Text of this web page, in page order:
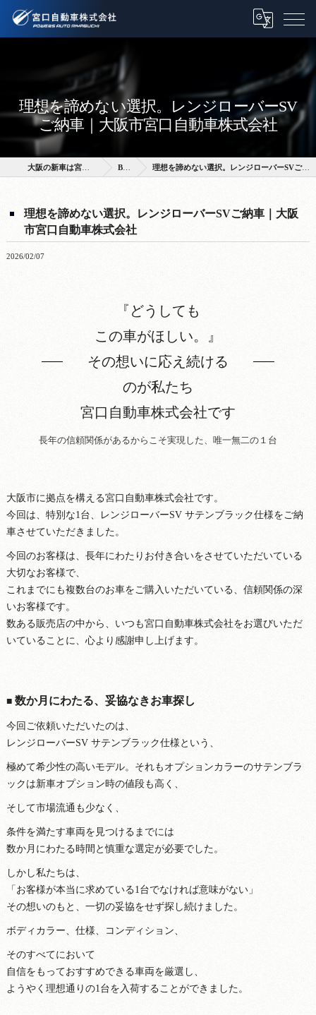
理想を諦めない選択。レンジローバーSV
ご納車｜大阪市宮口自動車株式会社
大阪の新車は宮口自動車株式会社 BLOG 理想を諦めない選択。レンジローバーSVご納車｜大阪市宮口自動車株式会社
理想を諦めない選択。レンジローバーSVご納車｜大阪
市宮口自動車株式会社
2026/02/07
『どうしても
この車がほしい。』
その想いに応え続ける
のが私たち
宮口自動車株式会社です
長年の信頼関係があるからこそ実現した、唯一無二の１台
大阪市に拠点を構える宮口自動車株式会社です。
今回は、特別な1台、レンジローバーSV サテンブラック仕様をご納
車させていただきました。
今回のお客様は、長年にわたりお付き合いをさせていただいている
大切なお客様で、
これまでにも複数台のお車をご購入いただいている、信頼関係の深
いお客様です。
数ある販売店の中から、いつも宮口自動車株式会社をお選びいただ
いていることに、心より感謝申し上げます。
■ 数か月にわたる、妥協なきお車探し
今回ご依頼いただいたのは、
レンジローバーSV サテンブラック仕様という、
極めて希少性の高いモデル。それもオプションカラーのサテンブラ
ックは新車オプション時の値段も高く、
そして市場流通も少なく、
条件を満たす車両を見つけるまでには
数か月にわたる時間と慎重な選定が必要でした。
しかし私たちは、
「お客様が本当に求めている1台でなければ意味がない」
その想いのもと、一切の妥協をせず探し続けました。
ボディカラー、仕様、コンディション、
そのすべてにおいて
自信をもっておすすめできる車両を厳選し、
ようやく理想通りの1台を入荷することができました。